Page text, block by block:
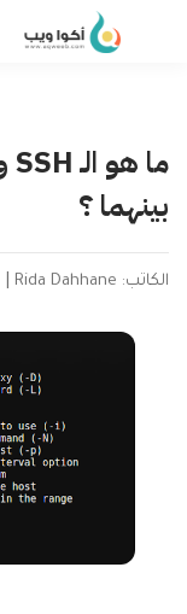
بينهما ؟
الكاتب: Rida Dahhane